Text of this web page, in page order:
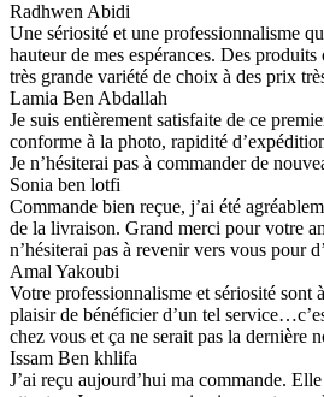
Radhwen Abidi
Une sériosité et une professionnalisme
hauteur de mes espérances. Des
très grande variété de choix à des prix
Lamia Ben Abdallah
Je suis entièrement satisfaite de ce
conforme à la photo, rapidité
Je n’hésiterai pas à commander de
Sonia ben lotfi
Commande bien reçue, j’ai été
de la livraison. Grand merci pour votre
n’hésiterai pas à revenir vers vous pour
Amal Yakoubi
Votre professionnalisme et sériosité sont
plaisir de bénéficier d’un tel
chez vous et ça ne serait pas la dernière
Issam Ben khlifa
J’ai reçu aujourd’hui ma commande.